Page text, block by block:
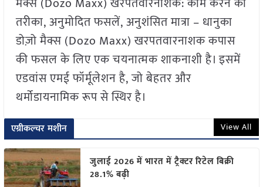
तरीका, अनुमोदित फसलें, अनुशंसित मात्रा – धानुका
डोज़ो मैक्स (Dozo Maxx) खरपतवारनाशक कपास
की फसल के लिए एक चयनात्मक शाकनाशी है। इसमें
एडवांस एमई फॉर्मूलेशन है, जो बेहतर और
थर्मोडायनामिक रूप से स्थिर है।
एग्रीकल्चर मशीन View All
जुलाई 2026 में भारत में ट्रैक्टर रिटेल बिक्री
28.1% बढ़ी